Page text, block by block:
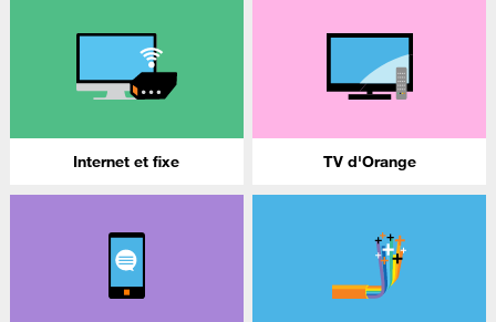
Internet et fixe TV d'Orange